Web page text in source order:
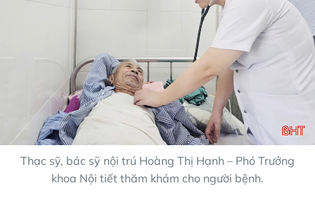
Thạc sỹ, bác sỹ nội trú Hoàng Thị Hạnh – Phó Trưởng
khoa Nội tiết thăm khám cho người bệnh.